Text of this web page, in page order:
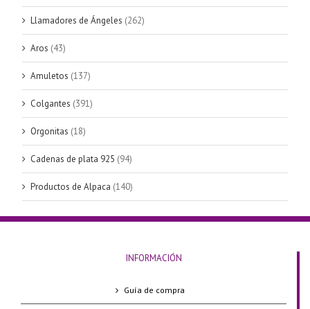
Llamadores de Ángeles (262)
Aros (43)
Amuletos (137)
Colgantes (391)
Orgonitas (18)
Cadenas de plata 925 (94)
Productos de Alpaca (140)
INFORMACIÓN
Guía de compra